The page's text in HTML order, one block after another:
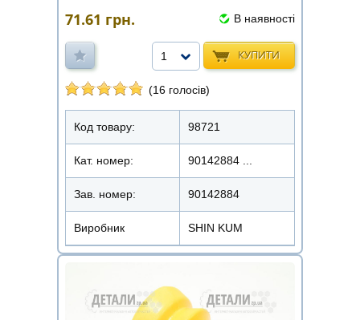
71.61 грн. В наявності
КУПИТИ
1
(16 голосів)
Код товару: 98721
Кат. номер: 90142884 ...
Зав. номер: 90142884
Виробник SHIN KUM